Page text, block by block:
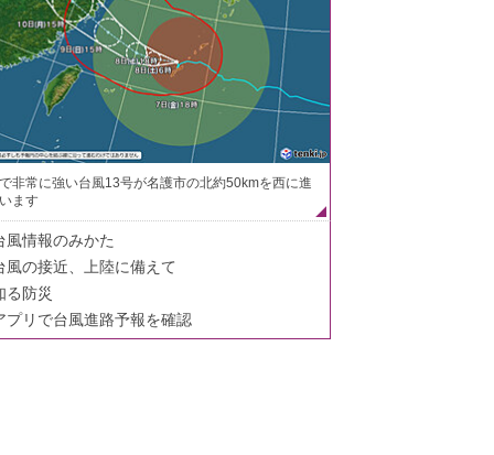
非常に強い台風13号が名護市の北約50kmを西に進
ます
風情報のみかた
風の接近、上陸に備えて
る防災
プリで台風進路予報を確認